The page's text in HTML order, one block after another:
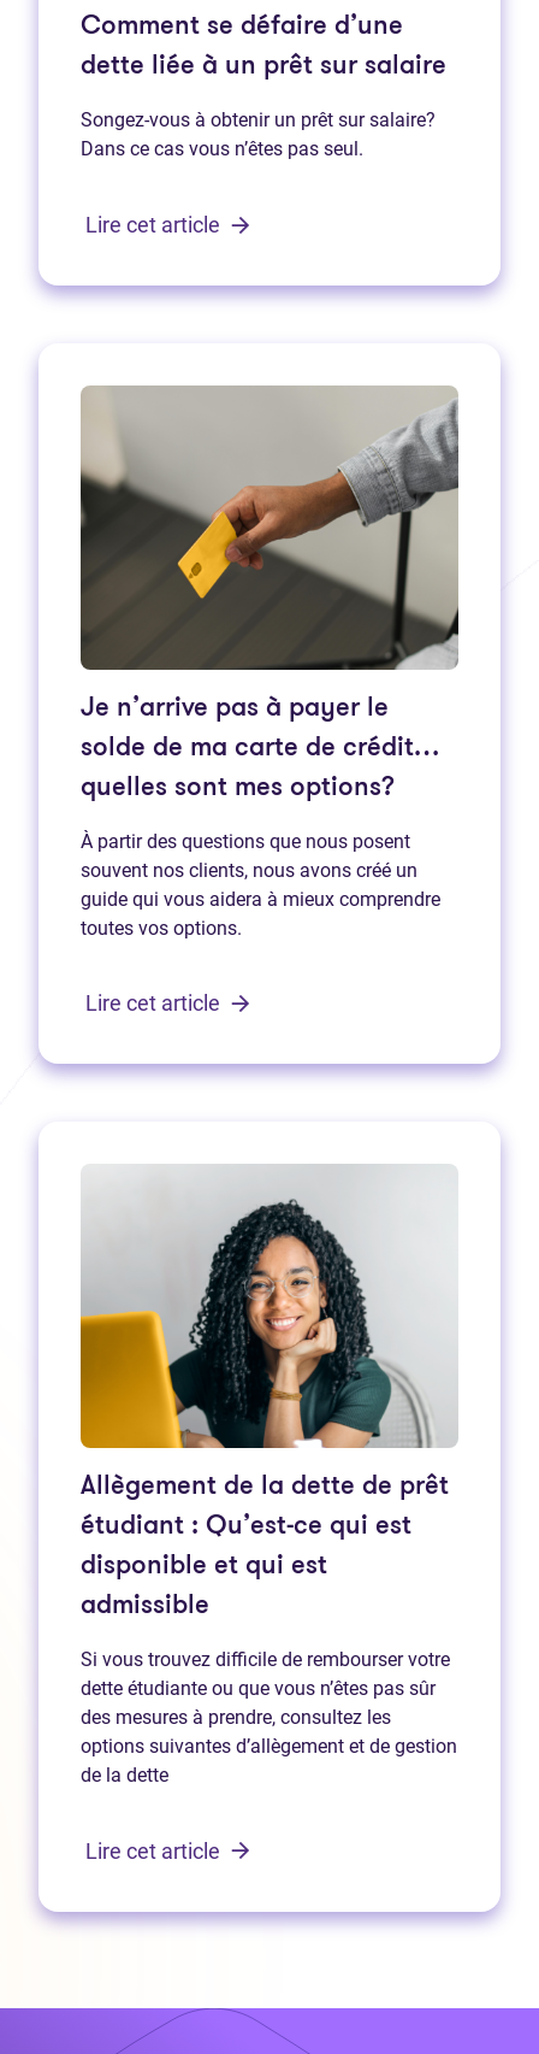
Comment se défaire d’une
dette liée à un prêt sur salaire
Songez-vous à obtenir un prêt sur salaire?
Dans ce cas vous n’êtes pas seul.
Lire cet article
Je n’arrive pas à payer le
solde de ma carte de crédit…
quelles sont mes options?
À partir des questions que nous posent
souvent nos clients, nous avons créé un
guide qui vous aidera à mieux comprendre
toutes vos options.
Lire cet article
Allègement de la dette de prêt
étudiant : Qu’est-ce qui est
disponible et qui est
admissible
Si vous trouvez difficile de rembourser votre
dette étudiante ou que vous n’êtes pas sûr
des mesures à prendre, consultez les
options suivantes d’allègement et de gestion
de la dette
Lire cet article